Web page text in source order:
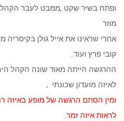
ופתח בשיר שקט ,ממבט לעבר
מוזר
אחרי שראינו את אייל גולן
קובי פרץ ועוד..
ההרגשה הייתה מאוד שונה הקהל
לאיזה מועדון שכונתי ,
ומין הסתם הרגשה של מופע באיזה
לראות איזה זמר.